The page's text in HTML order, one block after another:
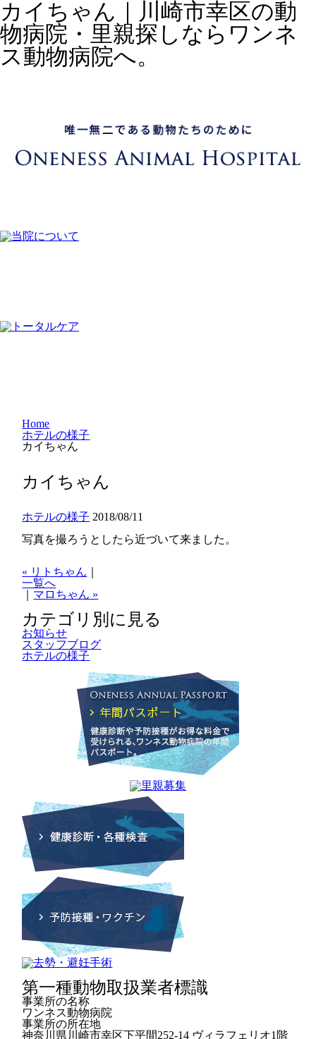
カイちゃん｜川崎市幸区の動
物病院・里親探しならワンネ
ス動物病院へ。
Home
ホテルの様子
カイちゃん
カイちゃん
ホテルの様子 2018/08/11
写真を撮ろうとしたら近づいて来ました。
« リトちゃん
一覧へ
マロちゃん »
カテゴリ別に見る
お知らせ
スタッフブログ
ホテルの様子
第一種動物取扱業者標識
事業所の名称
ワンネス動物病院
事業所の所在地
神奈川県川崎市幸区下平間252-14 ヴィラフェリオ1階